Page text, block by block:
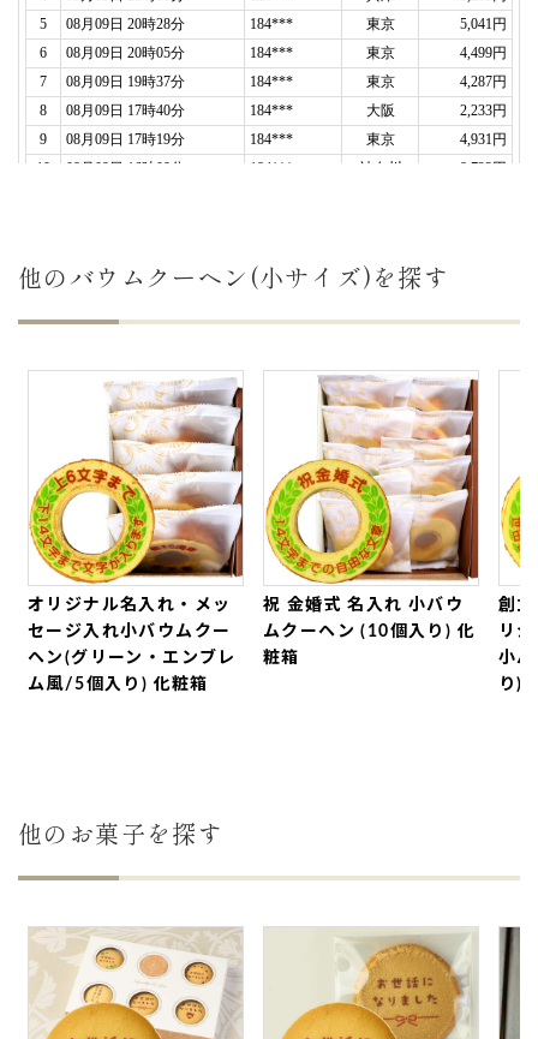
です。
ありがとうございました。（ゆう様）
ご購入頂いた商品：
オリジナル名入れ・メッセージ
入れ小バウムクーヘン(グリーン・エンブレム風/5
個入り)
オリジナルメッセージカステラ
バスクラリネットアンサンブル「ラス・クラリネー
文字も綺麗にはっきり入っており「食べるのがもっ
たいない」との声をもらいました。
よくあるバームクーヘンのパサパサ感はなく、しっ
とりふんわりしています。
世田谷文の菓さんにお願いして正解でした。また機
会がありましたらよろしくお願いします。（なおみ
様）
ご購入頂いた商品：オリジナル名入れ・メッセージ
入れ小バウムクーヘン(グリーン・エンブレム風/10
個入り)
い』とのお言葉を頂きました。
また、機会がありましたら、購入したいと考えてお
（みーママ様）
ご購入頂いた商品：出産内祝いの命名名入れバウム
クーヘン（1個入り）
他のバウムクーヘン(小サイズ)を探す
オリジナル名入れ・メッ
セージ入れ小バウムクー
ヘン(グリーン・エンブレ
ム風/5個入り) 化粧箱
祝 金婚式 名入れ 小バウ
ムクーヘン (10個入り) 化
粧箱
創
リ
小
り)
他のお菓子を探す
TOP